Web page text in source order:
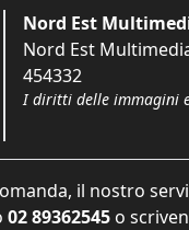
Nord Est
Nord Est Multimedia
454332
I diritti delle immagini
il nostro
02 89362545 o